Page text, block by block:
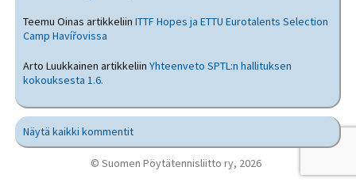
Teemu Oinas artikkeliinITTF Hopes ja ETTU Eurotalents Selection
Camp Havířovissa
Arto Luukkainen artikkeliinYhteenveto SPTL:n hallituksen
kokouksesta 1.6.
Näytä kaikki kommentit
© Suomen Pöytätennisliitto ry, 2026